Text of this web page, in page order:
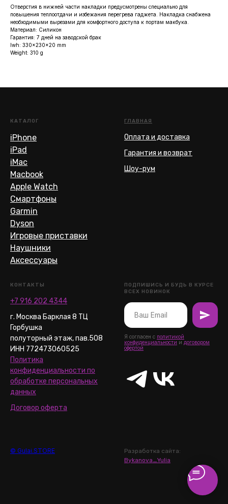
Отверстия в нижней части накладки предусмотрены специально для
повышения теплоотдачи и избежания перегрева гаджета. Накладка снабжена
необходимыми вырезами для комфортного доступа к портам макбука.
Материал: Силикон
Гарантия: 7 дней на заводской брак
lwh: 330x230x20 mm
Weight: 310 g
КАТАЛОГ
iPhone
iPad
iMac
Macbook
Apple Watch
Смартфоны
Garmin
Dyson
Игровые приставки
Наушники
Аксессуары
ГЛАВНАЯ
Оплата и доставка
Гарантия и возврат
Шоу-рум
КОНТАКТЫ
+7 916 202 4344
г. Москва Барклая 8 ТЦ
Горбушка
полуторный этаж, пав.508
ИНН 772473060525
Политика
конфиденциальности по
обработке персональных
данных
Договор оферта
ПОДПИШИСЬ И БУДЬ В КУРСЕ
ВСЕХ НОВИНОК
Я согласен с политикой
конфиденциальности и договором
офертой
© Gulai.STORE
Разработка сайта:
Bykanova_Yulia